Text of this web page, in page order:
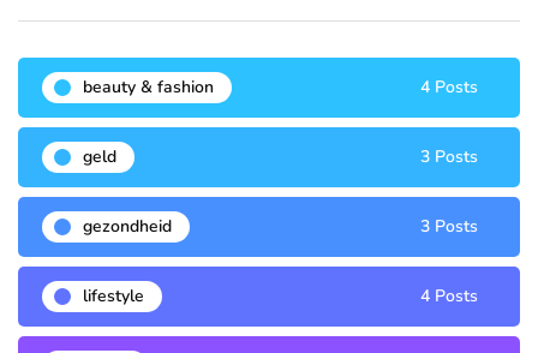
beauty & fashion 4 Posts
geld 3 Posts
gezondheid 3 Posts
lifestyle 4 Posts